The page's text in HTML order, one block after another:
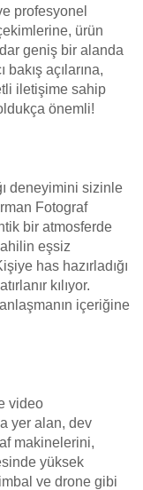
profesyonel
ürün
geniş bir alanda
bakış açılarına,
iletişime sahip
önemli!
deneyimini sizinle
Fotograf
bir atmosferde
eşsiz
has hazırladığı
kılıyor.
içeriğine
video
yer alan, dev
makinelerini,
yüksek
ve drone gibi